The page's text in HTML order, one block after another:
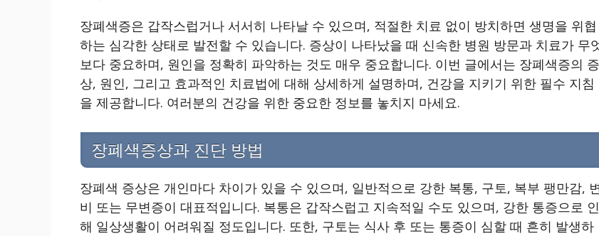
장폐색증은 갑작스럽거나 서서히 나타날 수 있으며, 적절한 치료 없이 방치하면 생명을 위협
하는 심각한 상태로 발전할 수 있습니다. 증상이 나타났을 때 신속한 병원 방문과 치료가 무
보다 중요하며, 원인을 정확히 파악하는 것도 매우 중요합니다. 이번 글에서는 장폐색증의 증
상, 원인, 그리고 효과적인 치료법에 대해 상세하게 설명하며, 건강을 지키기 위한 필수 지침
을 제공합니다. 여러분의 건강을 위한 중요한 정보를 놓치지 마세요.
장폐색증상과 진단 방법
장폐색 증상은 개인마다 차이가 있을 수 있으며, 일반적으로 강한 복통, 구토, 복부 팽만감,
비 또는 무변증이 대표적입니다. 복통은 갑작스럽고 지속적일 수도 있으며, 강한 통증으로 인
해 일상생활이 어려워질 정도입니다. 또한, 구토는 식사 후 또는 통증이 심할 때 흔히 발생하